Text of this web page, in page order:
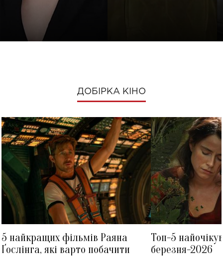
ДОБІРКА КІНО
5 найкращих фільмів Раяна
Ґослінга, які варто побачити
Топ-5
березня-2026